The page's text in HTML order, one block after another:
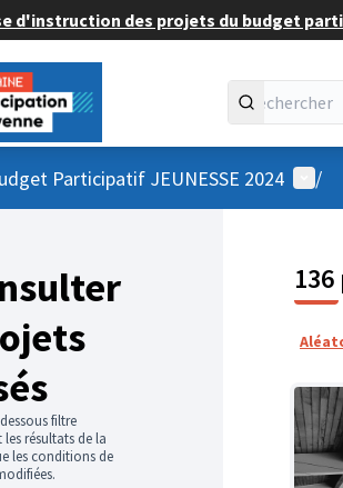
d'instruction des projets du budget
Participatif JEUNESSE 2024 Menu
/
filtre
résultats de la
les conditions de